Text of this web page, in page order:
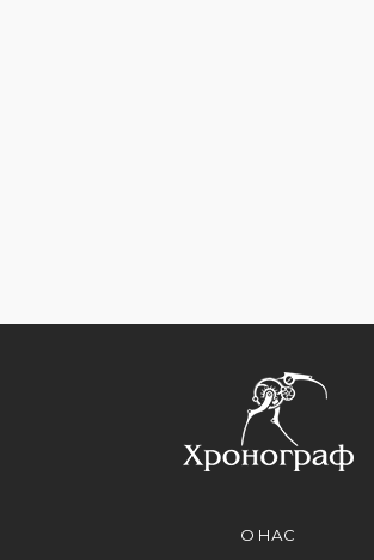
О НАС